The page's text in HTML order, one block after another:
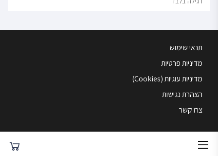
תנאי שימוש
מדיניות פרטיות
מדיניות עוגיות (Cookies)
הצהרת נגישות
צרו קשר